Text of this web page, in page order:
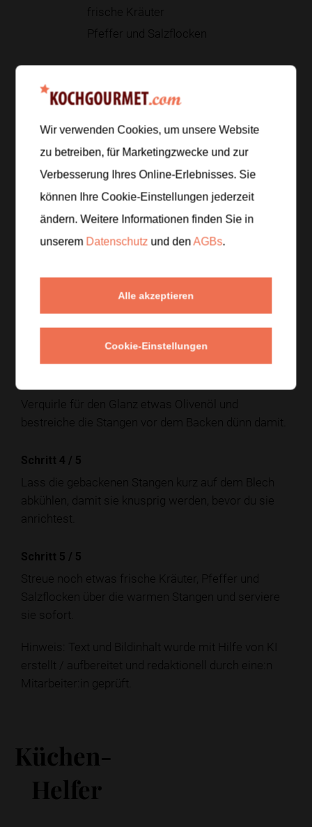
frische Kräuter
Pfeffer und Salzflocken
Zubereitung
Schritt 1 5
Heize den Backofen auf 200 °C
vor. Rolle den
Streifen.
frischen Kräutern, drehe die Streifen zu Spiralen und
12 bis 15 Minutengoldbraun.
Verquirle für den Glanz etwas Olivenöl und
bestreiche die Stangen vor dem Backen dünn damit.
Schritt 4 / 5
Lass die gebackenen Stangen kurz auf dem Blech
abkühlen, damit sie knusprig werden, bevor du sie
anrichtest.
Schritt 5 / 5
Streue noch etwas frische Kräuter, Pfeffer und
Salzflocken über die warmen Stangen und serviere
sie sofort.
Hinweis: Text und Bildinhalt wurde mit Hilfe von KI
erstellt / aufbereitet und redaktionell durch eine:n
Mitarbeiter:in geprüft.
Küchen-
Helfer
Wir verwenden Cookies, um unsere Website
zu betreiben, für Marketingzwecke und zur
Verbesserung Ihres Online-Erlebnisses. Sie
können Ihre Cookie-Einstellungen jederzeit
ändern. Weitere Informationen finden Sie in
unserem Datenschutz und denAGBs.
Alle akzeptieren
Cookie-Einstellungen